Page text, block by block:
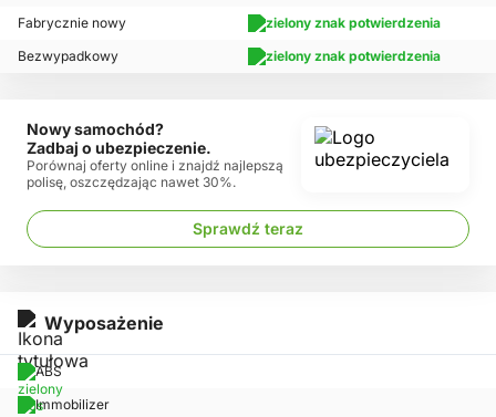
Fabrycznie nowy
Bezwypadkowy
Wyposażenie
ABS
Immobilizer
Nowy samochód?
Zadbaj o ubezpieczenie.
Porównaj oferty online i znajdź najlepszą
polisę, oszczędzając nawet 30%.
Sprawdź teraz